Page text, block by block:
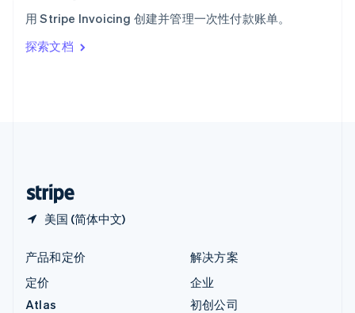
用 Stripe Invoicing 创建并管理一次性付款账单。
探索文档
美国 (简体中文)
ItalianoEnglish
印度
English
产品和定价
定价
Atlas
解决方案
企业
初创公司